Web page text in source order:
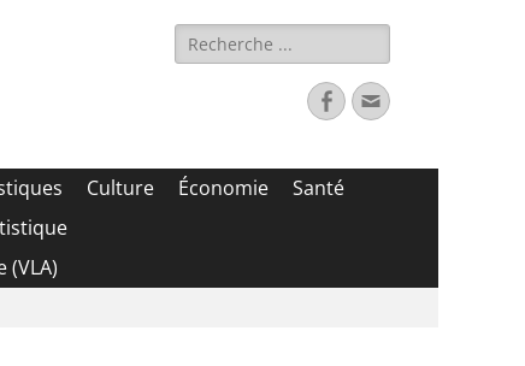
Rechercher :
FacebookAdresse
de
Culture Économie
Santé
(VLA)